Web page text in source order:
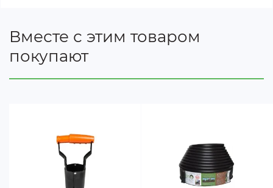
Вместе с этим товаром
покупают